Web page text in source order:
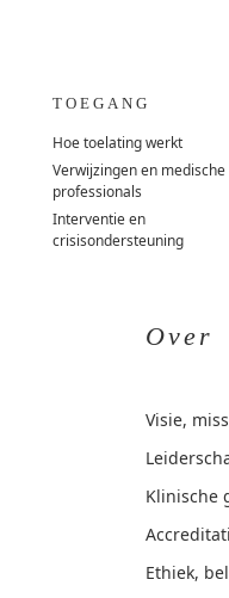
TOEGANG
Hoe toelating werkt
Verwijzingen en medische
professionals
Interventie en
crisisondersteuning
Over
Visie,
Klinische
Ethiek,